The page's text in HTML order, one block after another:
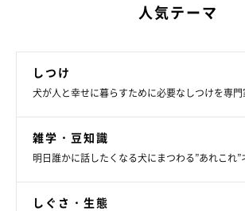
人気テーマ
しつけ
犬が人と幸せに暮らすために必要なしつけを専
雑学・豆知識
明日誰かに話したくなる犬にまつわる”あれこれ”
しぐさ・生態